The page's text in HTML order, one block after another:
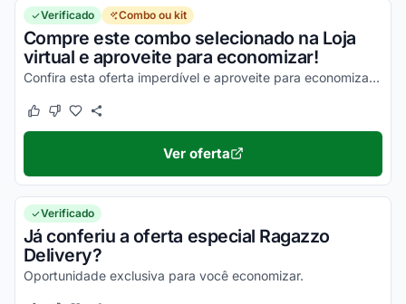
Verificado Combo ou kit
Compre este combo selecionado na Loja
virtual e aproveite para economizar!
Confira esta oferta imperdível e aproveite para economizar nas suas compras ainda hoje!
Este cupom funcionou
Este cupom não funcionou
Ver oferta
Verificado
Já conferiu a oferta especial Ragazzo
Delivery?
Oportunidade exclusiva para você economizar.